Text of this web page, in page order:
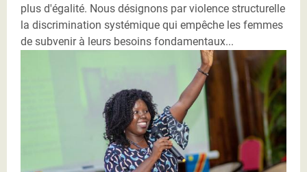
plus d'égalité. Nous désignons par violence structurelle
la discrimination systémique qui empêche les femmes
de subvenir à leurs besoins fondamentaux...